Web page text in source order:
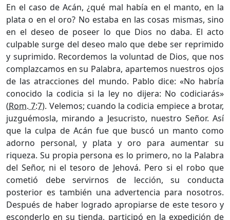
En el caso de Acán, ¿qué mal había en el manto, en la
plata o en el oro? No estaba en las cosas mismas, sino
en el deseo de poseer lo que Dios no daba. El acto
culpable surge del deseo malo que debe ser reprimido
y suprimido. Recordemos la voluntad de Dios, que nos
complazcamos en su Palabra, apartemos nuestros ojos
de las atracciones del mundo. Pablo dice: «No habría
conocido la codicia si la ley no dijera: No codiciarás»
(Rom. 7:7). Velemos; cuando la codicia empiece a brotar,
juzguémosla, mirando a Jesucristo, nuestro Señor. Así
que la culpa de Acán fue que buscó un manto como
adorno personal, y plata y oro para aumentar su
riqueza. Su propia persona es lo primero, no la Palabra
del Señor, ni el tesoro de Jehová. Pero si el robo que
cometió debe servirnos de lección, su conducta
posterior es también una advertencia para nosotros.
Después de haber logrado apropiarse de este tesoro y
esconderlo en su tienda, participó en la expedición de